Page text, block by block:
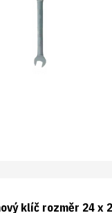
klíč rozměr 24 x